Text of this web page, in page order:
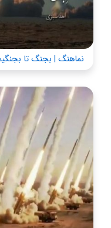
نماهنگ | بجنگ تا